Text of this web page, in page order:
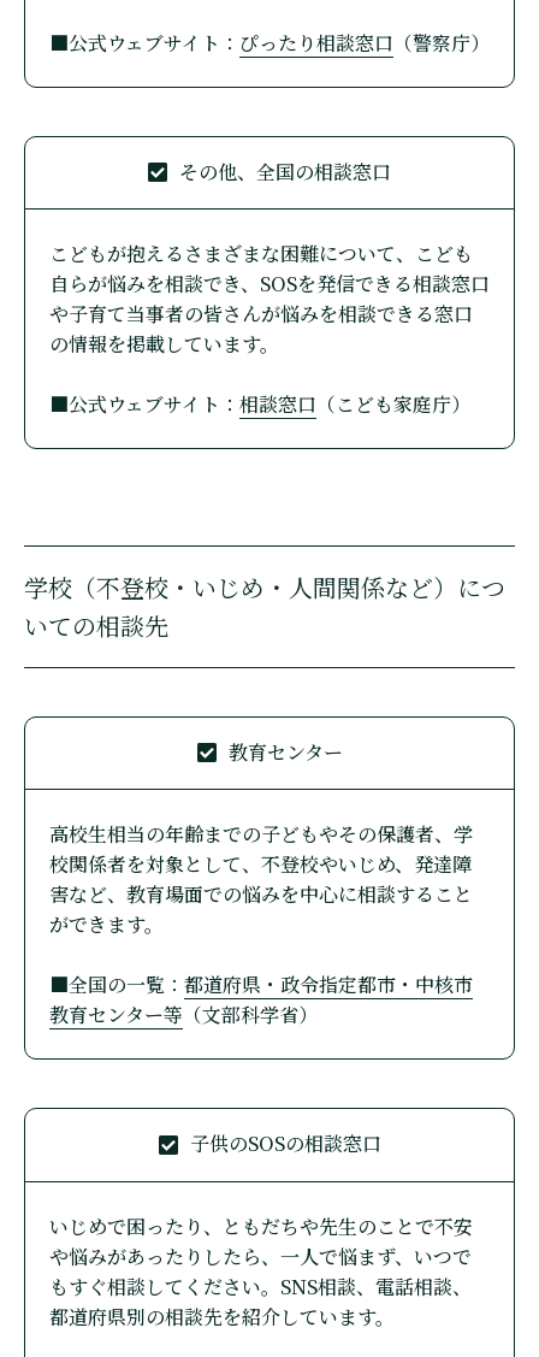
■公式ウェブサイト： ぴったり相談窓口 （警察庁）
その他、全国の相談窓口
こどもが抱えるさまざまな困難について、こども
自らが悩みを相談でき、SOSを発信できる相談窓口
や子育て当事者の皆さんが悩みを相談できる窓口
の情報を掲載しています。
■公式ウェブサイト： 相談窓口 （こども家庭庁）
学校（不登校・いじめ・人間関係など）につ
いての相談先
教育センター
高校生相当の年齢までの子どもやその保護者、学
校関係者を対象として、不登校やいじめ、発達障
害など、教育場面での悩みを中心に相談すること
ができます。
■全国の一覧： 都道府県・政令指定都市・中核市
教育センター等 （文部科学省）
子供のSOSの相談窓口
いじめで困ったり、ともだちや先生のことで不安
や悩みがあったりしたら、一人で悩まず、いつで
もすぐ相談してください。SNS相談、電話相談、
都道府県別の相談先を紹介しています。